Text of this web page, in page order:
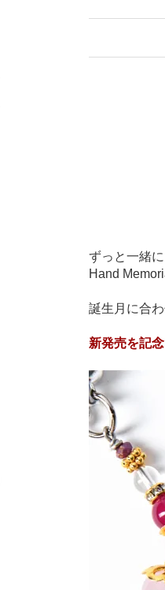
ずっと一緒
Hand
誕生月に合
新発売を記念